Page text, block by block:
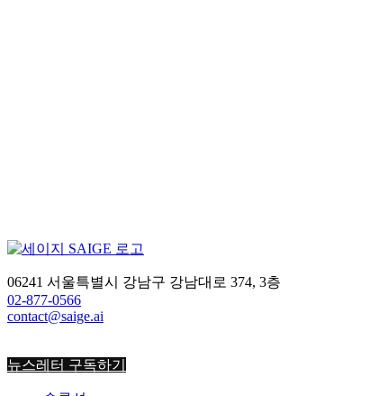
세이지, 독일서 머신 비전 공개
2024-10-08
« 이전 1 … 3 4 5
06241 서울특별시 강남구 강남대로 374, 3층
02-877-0566
contact@saige.ai
뉴스레터 구독하기